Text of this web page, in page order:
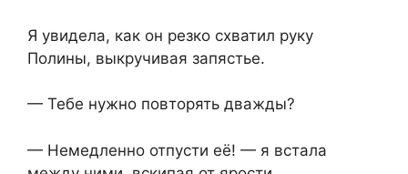
Я увидела, как он резко схватил руку
Полины, выкручивая запястье.
— Тебе нужно повторять дважды?
— Немедленно отпусти её! — я встала